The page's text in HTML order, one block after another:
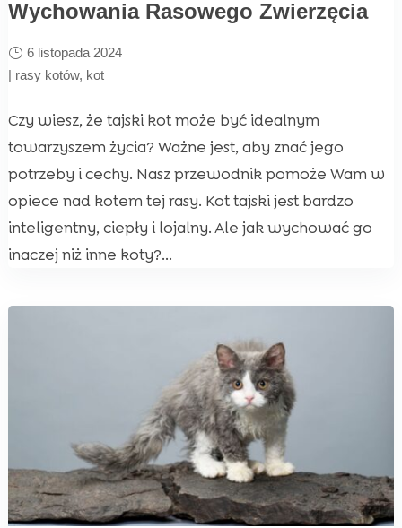
Wychowania Rasowego Zwierzęcia
6 listopada 2024
| rasy kotów, kot
Czy wiesz, że tajski kot może być idealnym
towarzyszem życia? Ważne jest, aby znać jego
potrzeby i cechy. Nasz przewodnik pomoże Wam w
opiece nad kotem tej rasy. Kot tajski jest bardzo
inteligentny, ciepły i lojalny. Ale jak wychować go
inaczej niż inne koty?...